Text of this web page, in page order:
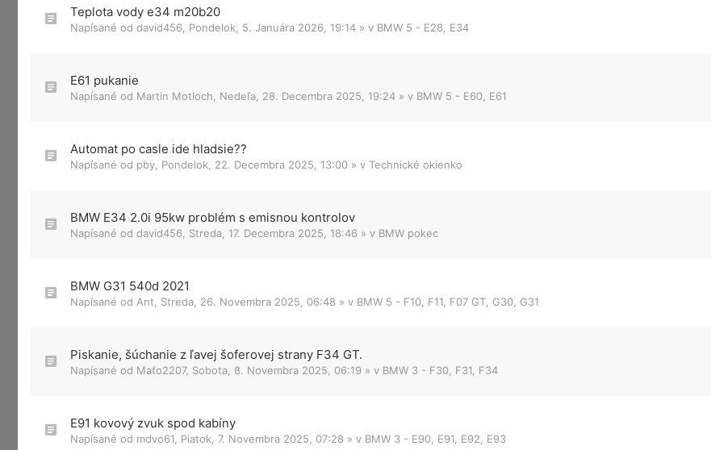
Teplota vody e34 m20b20
Napísané od david456 Pondelok, 5. Januára 2026, 19:14 » v BMW 5 - E28, E34
E61 pukanie
Napísané od Martin Motloch Nedeľa, 28. Decembra 2025, 19:24 » v BMW 5 - E60, E61
Automat po casle ide hladsie??
Napísané od pby Pondelok, 22. Decembra 2025, 13:00 » v Technické okienko
BMW E34 2.0i 95kw problém s emisnou kontrolov
Napísané od david456 Streda, 17. Decembra 2025, 18:46 » v BMW pokec
BMW G31 540d 2021
Napísané od Ant Streda, 26. Novembra 2025, 06:48 » v BMW 5 - F10, F11, F07 GT, G30, G31
Piskanie, šúchanie z ľavej šoferovej strany F34 GT.
Napísané od Maťo2207, Sobota, 8. Novembra 2025, 06:19 » v BMW 3 - F30, F31, F34
E91 kovový zvuk spod kabíny
Napísané od mdvo61 Piatok, 7. Novembra 2025, 07:28 » v BMW 3 - E90, E91, E92, E93